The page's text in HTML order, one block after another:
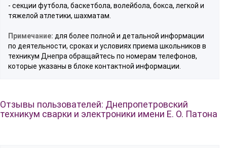
- секции футбола, баскетбола, волейбола, бокса, легкой и
тяжелой атлетики, шахматам.
Примечание: для более полной и детальной информации
по деятельности, сроках и условиях приема школьников в
техникум Днепра обращайтесь по номерам телефонов,
которые указаны в блоке контактной информации.
Отзывы пользователей: Днепропетровский
техникум сварки и электроники имени Е. О. Патона